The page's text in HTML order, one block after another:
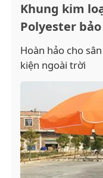
Tham quan nhà
Kiểm soát chất
Liên hệ chúng tôi
Tin tức
Khung kim
Polyester
Hoàn hảo cho
kiện ngoài trời